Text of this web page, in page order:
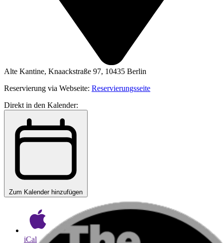
Alte Kantine, Knaackstraße 97, 10435 Berlin
Reservierung via Webseite: Reservierungsseite
Direkt in den Kalender:
Zum Kalender hinzufügen
iCal